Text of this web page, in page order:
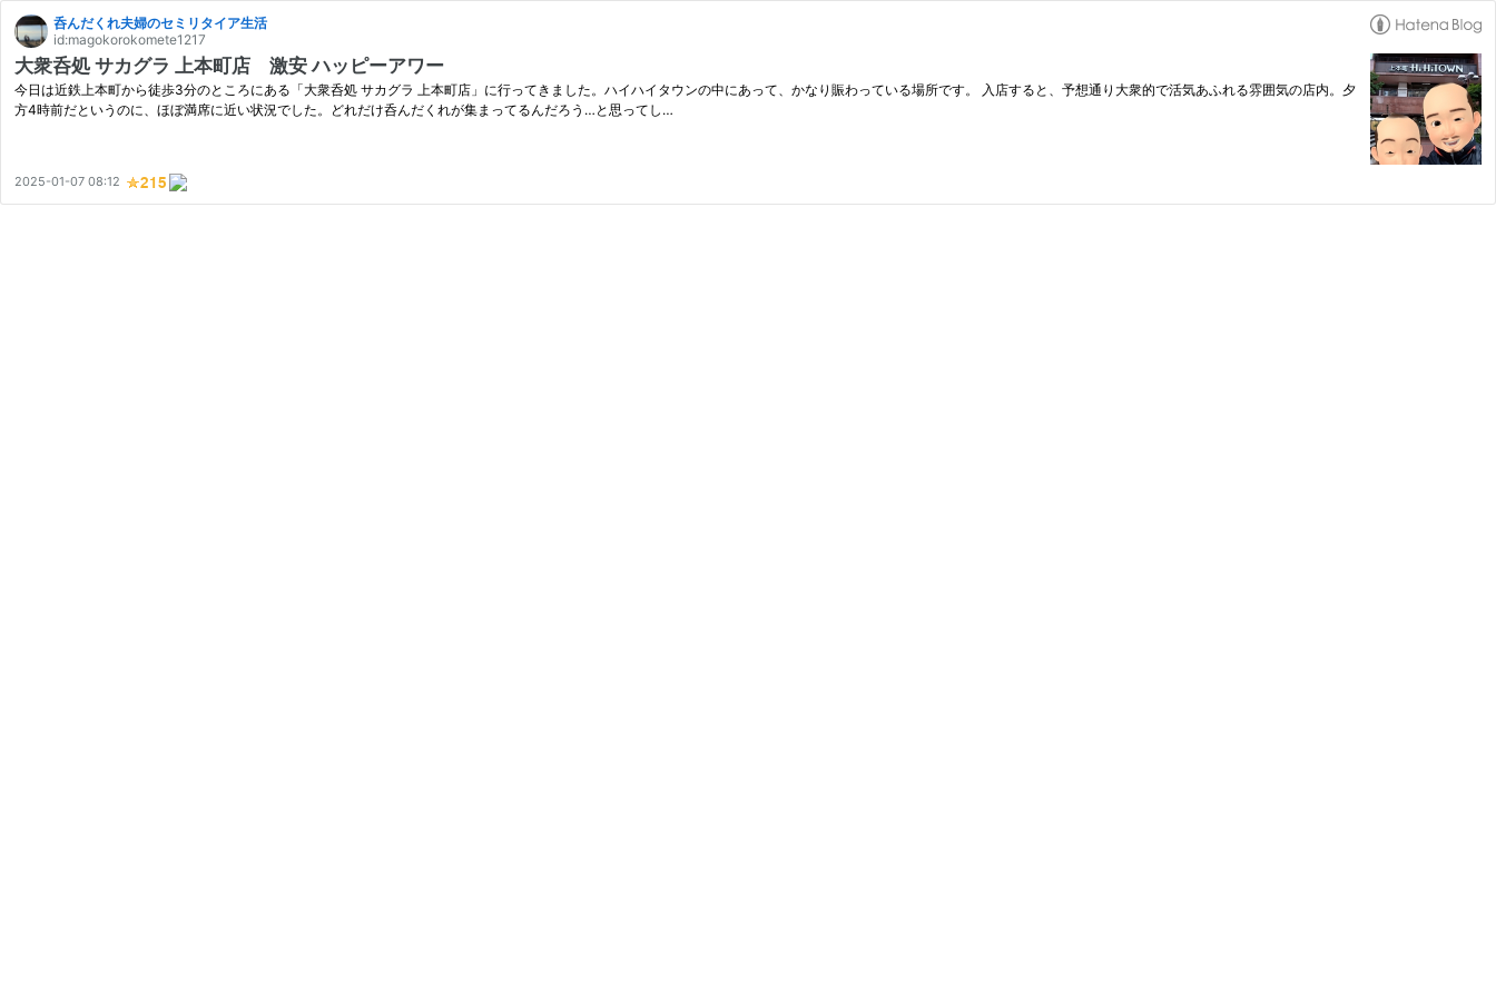
呑んだくれ夫婦のセミリタイア生活
id:magokorokomete1217
大衆呑処 サカグラ 上本町店 激安 ハッピーアワー
今日は近鉄上本町から徒歩3分のところにある「大衆呑処 サカグラ 上本町店」に行ってきました。ハイハイタウンの中にあって、かなり賑わっている場所です。 入店すると、予想通り大衆的で活気あふれる雰囲気の店内。夕
方4時前だというのに、ほぼ満席に近い状況でした。どれだけ呑んだくれが集まってるんだろう…と思ってし…
2025-01-07 08:12